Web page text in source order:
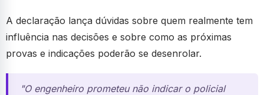
A declaração lança dúvidas sobre quem realmente tem
influência nas decisões e sobre como as próximas
provas e indicações poderão se desenrolar.
"O engenheiro prometeu não indicar o policial